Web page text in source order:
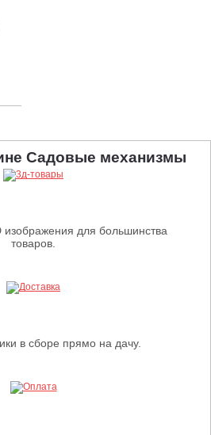
Садовые механизмы
для большинства
товаров.
в сборе прямо на дачу.